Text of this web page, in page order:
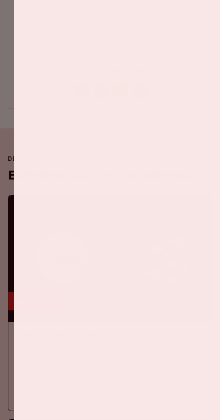
DE JOHAN CRUIJFF ARENA IS ALTIJD IN BEWEGING
Binnenkort in de ArenA